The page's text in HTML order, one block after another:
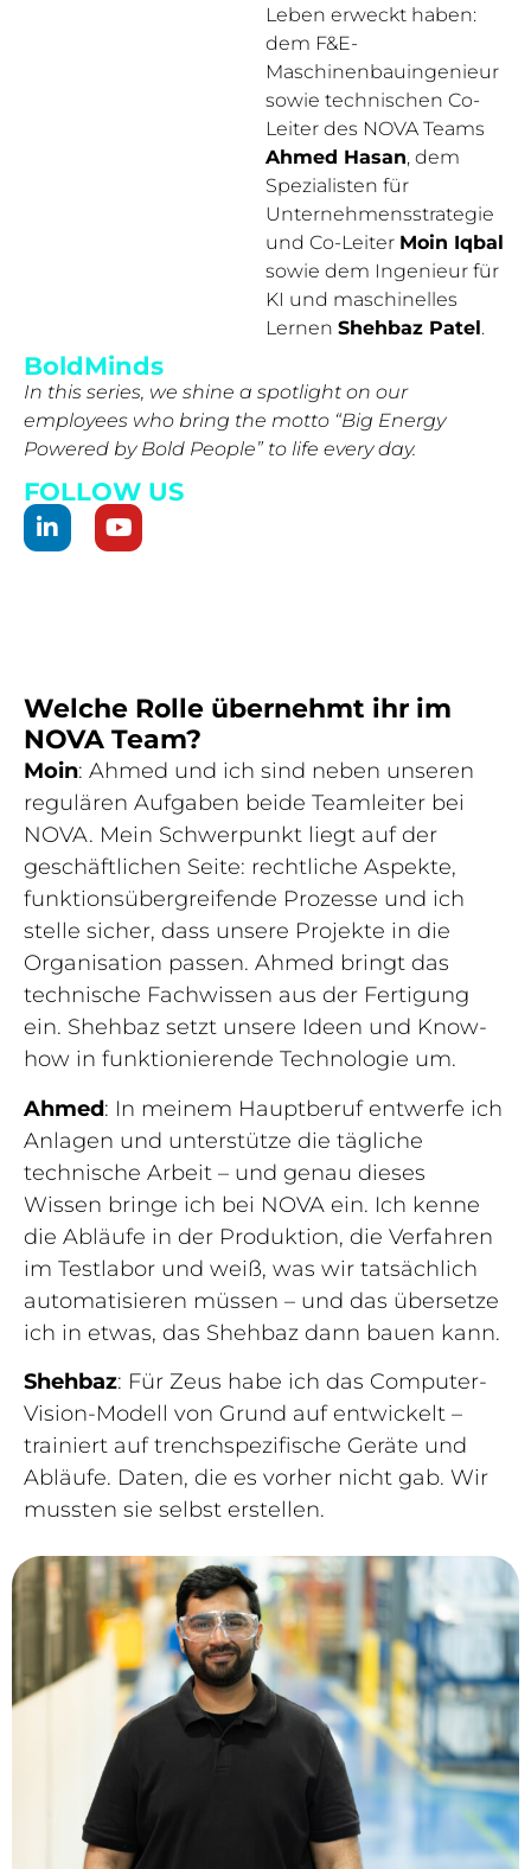
Leben erweckt haben:
dem F&E-
Maschinenbauingenieur
sowie technischen Co-
Leiter des NOVA Teams
Ahmed Hasan, dem
Spezialisten für
Unternehmensstrategie
und Co-Leiter Moin Iqbal
sowie dem Ingenieur für
KI und maschinelles
Lernen Shehbaz Patel.
BoldMinds
In this series, we shine a spotlight on our
employees who bring the motto “Big Energy
Powered by Bold People” to life every day.
FOLLOW US
Welche Rolle übernehmt ihr im
NOVA Team?
Moin: Ahmed und ich sind neben unseren
regulären Aufgaben beide Teamleiter bei
NOVA. Mein Schwerpunkt liegt auf der
geschäftlichen Seite: rechtliche Aspekte,
funktionsübergreifende Prozesse und ich
stelle sicher, dass unsere Projekte in die
Organisation passen. Ahmed bringt das
technische Fachwissen aus der Fertigung
ein. Shehbaz setzt unsere Ideen und Know-
how in funktionierende Technologie um.
Ahmed: In meinem Hauptberuf entwerfe ich
Anlagen und unterstütze die tägliche
technische Arbeit – und genau dieses
Wissen bringe ich bei NOVA ein. Ich kenne
die Abläufe in der Produktion, die Verfahren
im Testlabor und weiß, was wir tatsächlich
automatisieren müssen – und das übersetze
ich in etwas, das Shehbaz dann bauen kann.
Shehbaz: Für Zeus habe ich das Computer-
Vision-Modell von Grund auf entwickelt –
trainiert auf trenchspezifische Geräte und
Abläufe. Daten, die es vorher nicht gab. Wir
mussten sie selbst erstellen.